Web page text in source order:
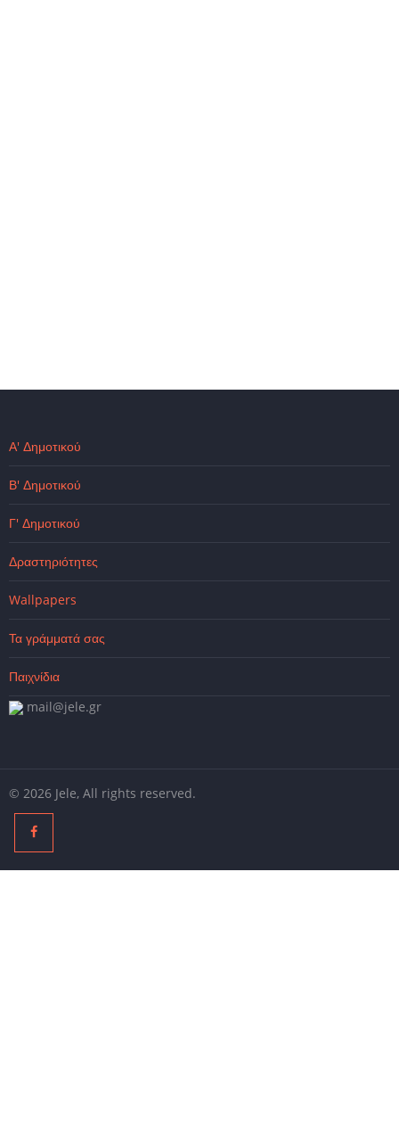
Α' Δημοτικού
Β' Δημοτικού
Γ' Δημοτικού
Δραστηριότητες
Wallpapers
Τα γράμματά σας
Παιχνίδια
mail@jele.gr
© 2026 Jele, All rights reserved.